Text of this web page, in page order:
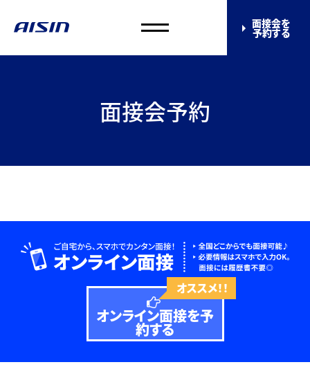
面接会を
予約する
面接会予約
オンライン面接を予
約する
オススメ！！